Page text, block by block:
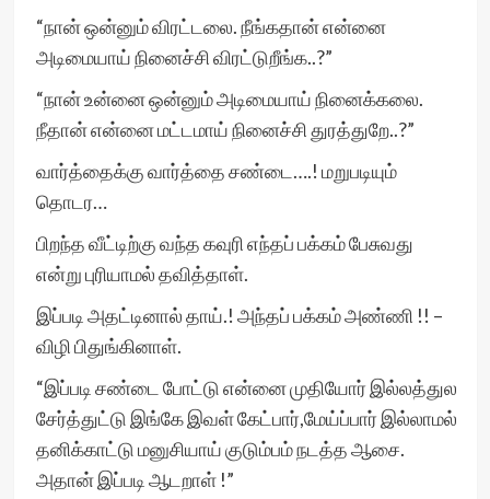
“நான் ஒன்னும் விரட்டலை. நீங்கதான் என்னை
அடிமையாய் நினைச்சி விரட்டுறீங்க..?”
“நான் உன்னை ஒன்னும் அடிமையாய் நினைக்கலை.
நீதான் என்னை மட்டமாய் நினைச்சி துரத்துறே..?”
வார்த்தைக்கு வார்த்தை சண்டை….! மறுபடியும்
தொடர…
பிறந்த வீட்டிற்கு வந்த கவுரி எந்தப் பக்கம் பேசுவது
என்று புரியாமல் தவித்தாள்.
இப்படி அதட்டினால் தாய்.! அந்தப் பக்கம் அண்ணி !! –
விழி பிதுங்கினாள்.
“இப்படி சண்டை போட்டு என்னை முதியோர் இல்லத்துல
சேர்த்துட்டு இங்கே இவள் கேட்பார்,மேய்ப்பார் இல்லாமல்
தனிக்காட்டு மனுசியாய் குடும்பம் நடத்த ஆசை.
அதான் இப்படி ஆடறாள் !”